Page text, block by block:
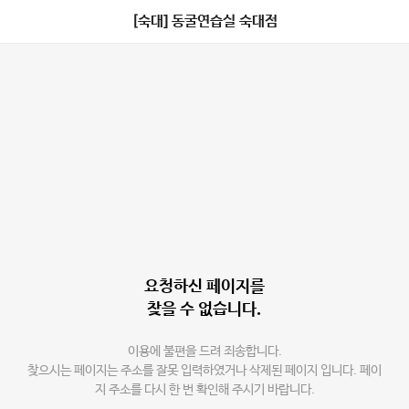
[숙대] 동굴연습실 숙대점
요청하신 페이지를
찾을 수 없습니다.
이용에 불편을 드려 죄송합니다.
찾으시는 페이지는 주소를 잘못 입력하였거나 삭제된 페이지 입니다. 페이
지 주소를 다시 한 번 확인해 주시기 바랍니다.